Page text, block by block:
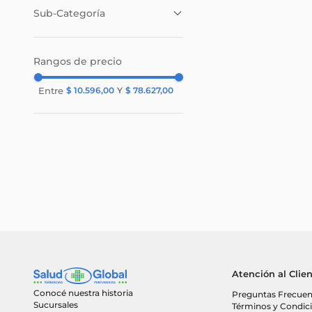
Sub-Categoría
Proteínas para dietas (10)
Rangos de precio
$ 10.596,00 $ 78.627,00
Conocé nuestra historia
Sucursales
Atención al
Preguntas
Términos y